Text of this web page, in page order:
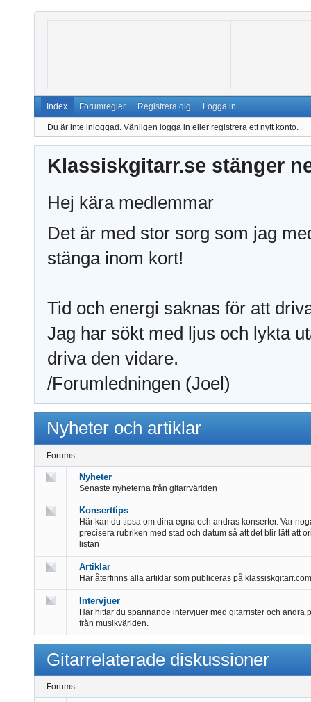
Index Forumregler Registrera dig Logga in
Du är inte inloggad. Vänligen logga in eller registrera ett nytt konto.
Klassiskgitarr.se stänger
Hej kära medlemmar
Det är med stor sorg som jag
stänga inom kort!
Tid och energi saknas för att
Jag har sökt med ljus och lykta
driva den vidare.
/Forumledningen (Joel)
Nyheter och artiklar
Forums
Nyheter
Senaste nyheterna från gitarrvärlden
Konserttips
Här kan du tipsa om dina egna och andras konserter. Var
precisera rubriken med stad och datum så att det blir lätt att
listan
Artiklar
Här återfinns alla artiklar som publiceras på klassiskgitarr.com
Intervjuer
Här hittar du spännande intervjuer med gitarrister och andra
från musikvärlden.
Gitarrelaterade diskussioner
Forums